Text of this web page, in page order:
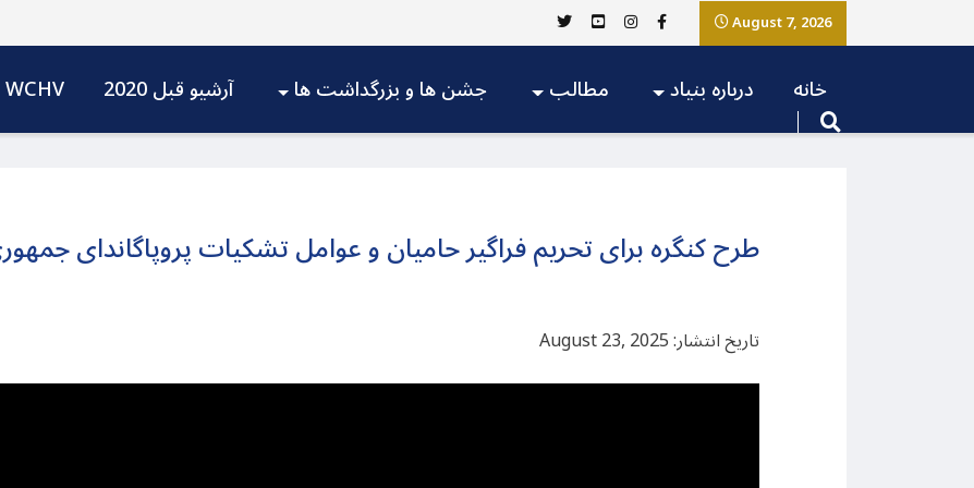
August 7, 2026
WCHV آرشیو قبل 2020 جشن ها و بزرگداشت ها مطالب درباره بنیاد خانه
طرح کنگره برای تحریم فراگیر حامیان و عوامل تشکیات پروپاگاندای
تاریخ انتشار: August 23, 2025